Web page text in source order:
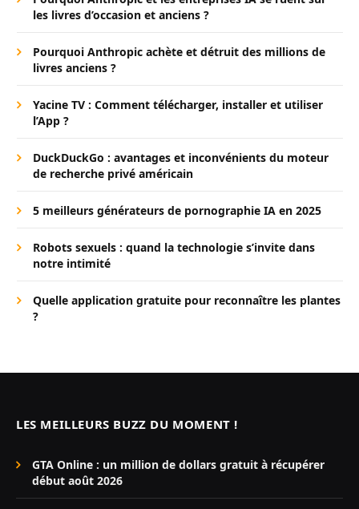
les livres d’occasion et anciens ?
Pourquoi Anthropic achète et détruit des millions de
livres anciens ?
Yacine TV : Comment télécharger, installer et utiliser
l’App ?
DuckDuckGo : avantages et inconvénients du moteur
de recherche privé américain
5 meilleurs générateurs de pornographie IA en 2025
Robots sexuels : quand la technologie s’invite dans
notre intimité
Quelle application gratuite pour reconnaître les plantes
?
LES MEILLEURS BUZZ DU MOMENT !
GTA Online : un million de dollars gratuit à récupérer
début août 2026